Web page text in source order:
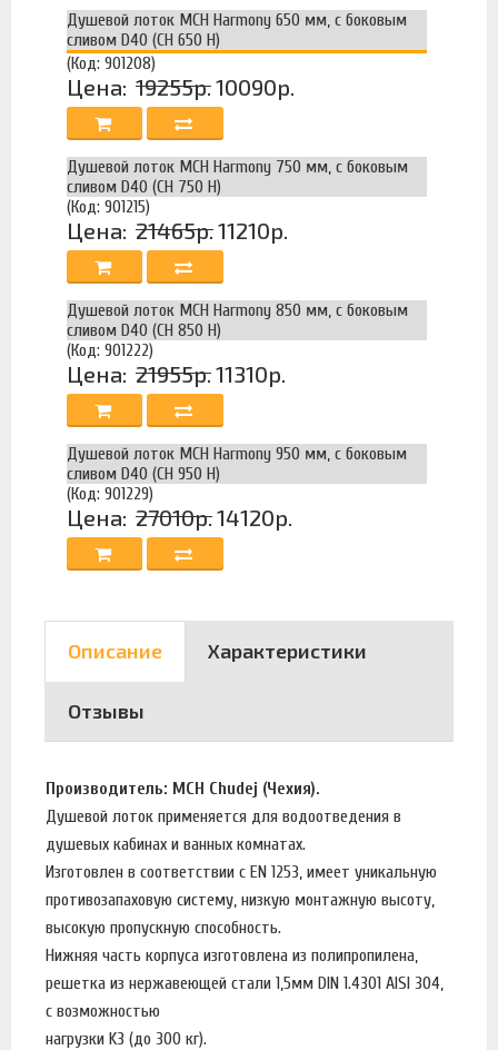
Душевой лоток MCH Harmony 650 мм, с боковым
сливом D40 (CH 650 H)
(Код: 901208)
Цена: 19255р.10090р.
Душевой лоток MCH Harmony 750 мм, с боковым
сливом D40 (CH 750 H)
(Код: 901215)
Цена: 21465р.11210р.
Душевой лоток MCH Harmony 850 мм, с боковым
сливом D40 (CH 850 H)
(Код: 901222)
Цена: 21955р.11310р.
Душевой лоток MCH Harmony 950 мм, с боковым
сливом D40 (CH 950 H)
(Код: 901229)
Цена: 27010р.14120р.
Описание Характеристики
Отзывы
Производитель: MCH Chudej (Чехия).
Душевой лоток применяется для водоотведения в
душевых кабинах и ванных комнатах.
Изготовлен в соответствии с EN 1253, имеет уникальную
противозапаховую систему, низкую монтажную высоту,
высокую пропускную способность.
Нижняя часть корпуса изготовлена из полипропилена,
решетка из нержавеющей стали 1,5мм DIN 1.4301 AISI 304,
с возможностью
нагрузки K3 (до 300 кг).